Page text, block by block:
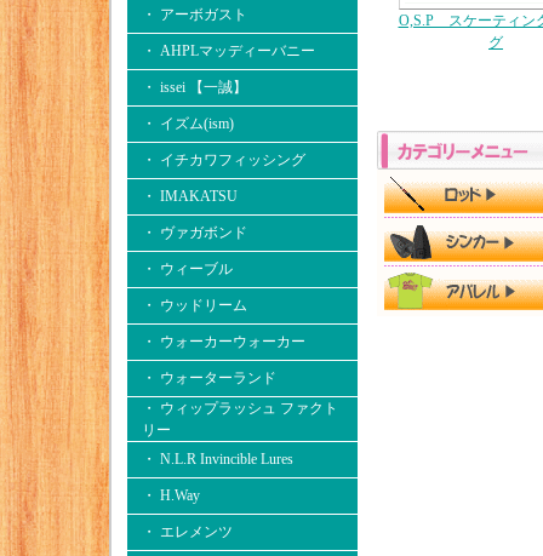
・ アーボガスト
・ AHPLマッディーバニー
・ issei 【一誠】
・ イズム(ism)
・ イチカワフィッシング
・ IMAKATSU
・ ヴァガボンド
・ ウィーブル
・ ウッドリーム
・ ウォーカーウォーカー
・ ウォーターランド
・ ウィップラッシュ ファクト
リー
・ N.L.R Invincible Lures
・ H.Way
・ エレメンツ
O,S.P スケーティン
グ